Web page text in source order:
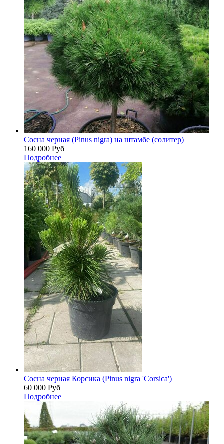
Сосна черная (Pinus nigra) на штамбе (солитер)
160 000 Руб
Подробнее
Сосна черная Корсика (Pinus nigra 'Corsica')
60 000 Руб
Подробнее